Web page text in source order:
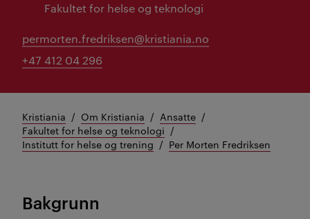
Fakultet for helse og teknologi
permorten.fredriksen@kristiania.no
+47 412 04 296
Kristiania Om Kristiania
Ansatte
Fakultet for helse og teknologi
Institutt for helse og trening
Per Morten Fredriksen
Bakgrunn